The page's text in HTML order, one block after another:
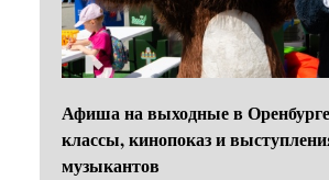
Афиша на выходные в
классы, кинопоказ и
музыкантов